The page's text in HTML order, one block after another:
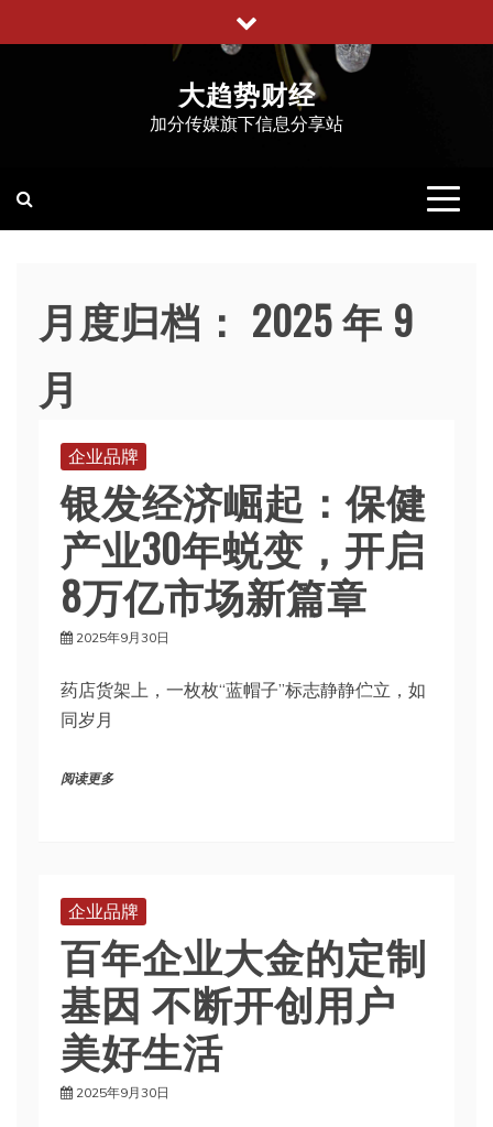
至
大趋势财经
加分传媒旗下信息分享站
月度归档： 2025 年 9
月
企业品牌
银发经济崛起：保健
产业30年蜕变，开启
8万亿市场新篇章
2025年9月30日
药店货架上，一枚枚“蓝帽子”标志静静伫立，如
同岁月
阅读更多
企业品牌
百年企业大金的定制
基因 不断开创用户
美好生活
2025年9月30日